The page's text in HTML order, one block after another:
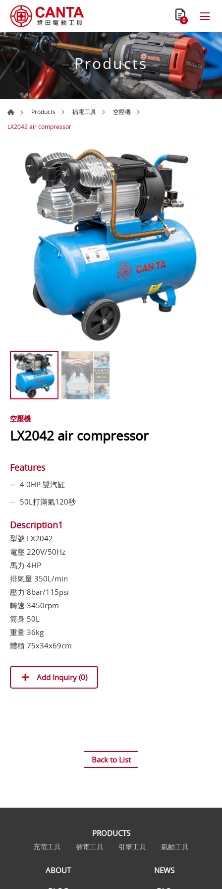
0
Products
Products 插電工具
空壓機
LX2042 air compressor
空壓機
LX2042 air compressor
Features
4.0HP 雙汽缸
50L打滿氣120秒
Description1
型號 LX2042
電壓 220V/50Hz
馬力 4HP
排氣量 350L/min
壓力 8bar/115psi
轉速 3450rpm
筒身 50L
重量 36kg
體積 75x34x69cm
Add Inquiry (0)
Back to List
PRODUCTS
充電工具 插電工具 引擎工具 氣動工具
ABOUT NEWS